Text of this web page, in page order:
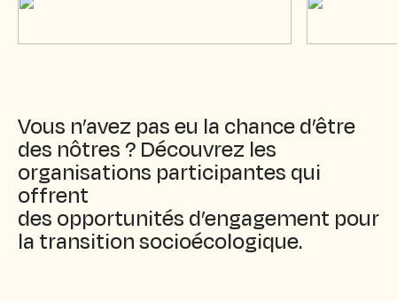
Vous n’avez pas eu la chance d’être
des nôtres ? Découvrez les
organisations participantes qui
offrent
des opportunités d’engagement pour
la transition socioécologique.